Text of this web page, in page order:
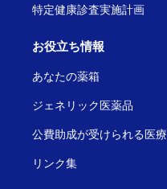
特定健康診査実施計画
お役立ち情報
あなたの薬箱
ジェネリック医薬品
公費助成が受けられる医療
リンク集